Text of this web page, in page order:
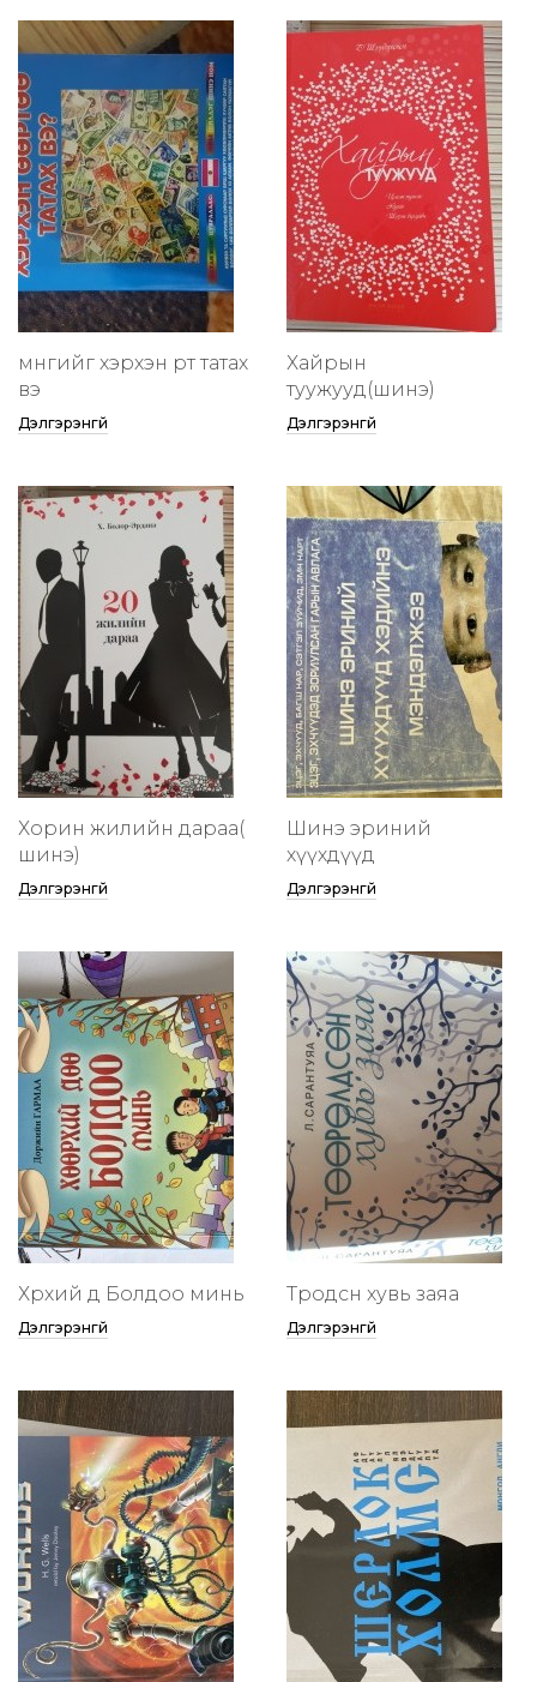
мөнгийг хэрхэн өөртөө татах
вэ
Дэлгэрэнгүй
Хайрын
туужууд(шинэ)
Дэлгэрэнгүй
Хорин жилийн дараа(
шинэ)
Дэлгэрэнгүй
Шинэ эриний
хүүхдүүд
Дэлгэрэнгүй
Хөөрхий дөө Болдоо минь
Дэлгэрэнгүй
Төөрөодсөн хувь заяа
Дэлгэрэнгүй